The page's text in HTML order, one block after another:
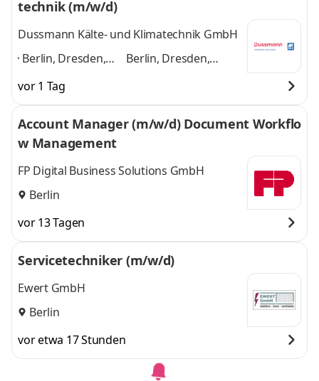
technik (m/w/d)
Dussmann Kälte- und Klimatechnik GmbH
Berlin, Dresden,
Frankfurt am Main,
Hamburg, Kassel,
Leipzig, München,
Stuttgart,
Berlin, Dresden,
Hamburg, Kassel,
Leipzig, München,
vor 1 Tag
Account Manager (m/w/d) Document Workflo
w Management
FP Digital Business Solutions GmbH
Berlin
vor 13 Tagen
Servicetechniker (m/w/d)
Ewert GmbH
Berlin
vor etwa 17 Stunden